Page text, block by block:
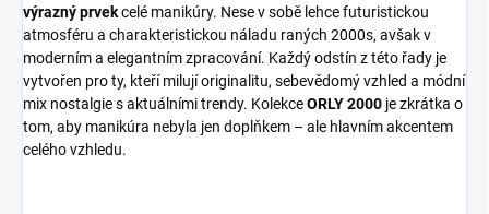
výrazný prvekcelé manikúry. Nese v sobě lehce futuristickou
atmosféru a charakteristickou náladu raných 2000s, avšak v
moderním a elegantním zpracování. Každý odstín z této řady je
vytvořen pro ty, kteří milují originalitu, sebevědomý vzhled a módní
mix nostalgie s aktuálními trendy. KolekceORLY 2000 je zkrátka o
tom, aby manikúra nebyla jen doplňkem – ale hlavním akcentem
celého vzhledu.